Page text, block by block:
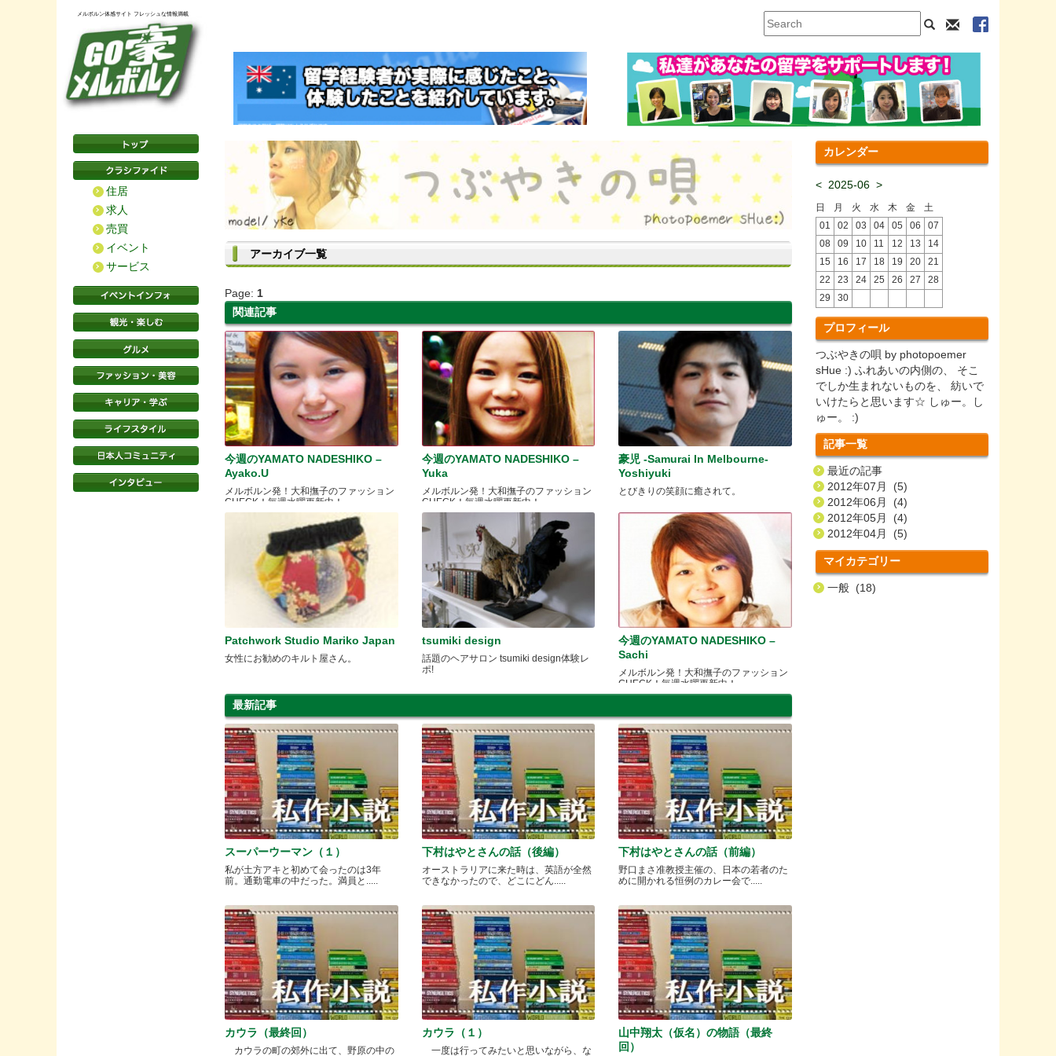
メルボルン体感サイト フレッシュな情報満載
住居
求人
売買
イベント
サービス
アーカイブ一覧
Page: 1
関連記事
今週のYAMATO NADESHIKO –
Ayako.U
メルボルン発！大和撫子のファッション
CHECK！毎週水曜更新中！
今週のYAMATO NADESHIKO –
Yuka
メルボルン発！大和撫子のファッション
CHECK！毎週水曜更新中！
豪児 -Samurai In Melbourne-
Yoshiyuki
とびきりの笑顔に癒されて。
Patchwork Studio Mariko Japan
女性にお勧めのキルト屋さん。
tsumiki design
話題のヘアサロン tsumiki design体験レ
ポ!
今週のYAMATO NADESHIKO –
Sachi
メルボルン発！大和撫子のファッション
CHECK！毎週水曜更新中！
最新記事
スーパーウーマン（１）
私が土方アキと初めて会ったのは3年
前。通勤電車の中だった。満員と.....
下村はやとさんの話（後編）
オーストラリアに来た時は、英語が全然
できなかったので、どこにどん.....
下村はやとさんの話（前編）
野口まさ准教授主催の、日本の若者のた
めに開かれる恒例のカレー会で.....
カウラ（最終回）
カウラの町の郊外に出て、野原の中の
カウラ（１）
一度は行ってみたいと思いながら、な
山中翔太（仮名）の物語（最終
回）
カレンダー
< 2025-06 >
日 月 火 水 木 金
土
01
02 03 04 05 06
07
08
09 10 11 12 13
14
15
16 17 18 19 20
21
22
23 24 25 26 27
28
29
30
プロフィール
つぶやきの唄 by photopoemer
sHue :) ふれあいの内側の、 そこ
でしか生まれないものを、 紡いで
いけたらと思います☆ しゅー。し
ゅー。 :)
記事一覧
最近の記事
2012年07月 (5)
2012年06月 (4)
2012年05月 (4)
2012年04月 (5)
マイカテゴリー
一般 (18)